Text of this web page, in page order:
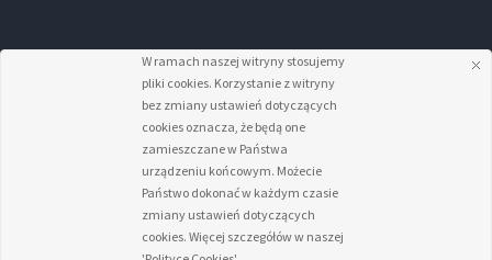
W ramach naszej witryny stosujemy
pliki cookies. Korzystanie z witryny
bez zmiany ustawień dotyczących
cookies oznacza, że będą one
zamieszczane w Państwa
urządzeniu końcowym. Możecie
Państwo dokonać w każdym czasie
zmiany ustawień dotyczących
cookies. Więcej szczegółów w naszej